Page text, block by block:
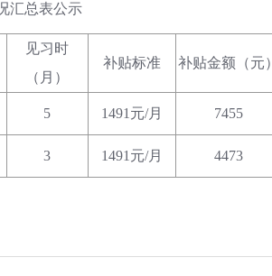
汇总表公示
见习时
（月）
补贴标准 补贴金额（元）
5 1491元/月 7455
3 1491元/月 4473